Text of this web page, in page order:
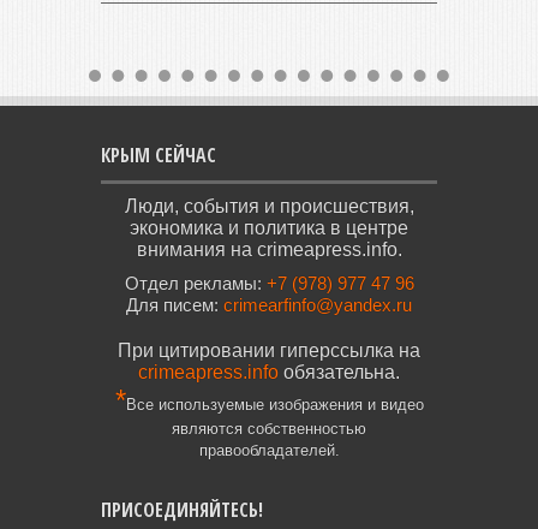
КРЫМ СЕЙЧАС
Люди, события и происшествия,
экономика и политика в центре
внимания на crimeapress.info.
Отдел рекламы: +7 (978) 977 47 96
Для писем: crimearfinfo@yandex.ru
При цитировании гиперссылка на
crimeapress.info обязательна.
*Все используемые изображения и видео
являются собственностью
правообладателей.
ПРИСОЕДИНЯЙТЕСЬ!